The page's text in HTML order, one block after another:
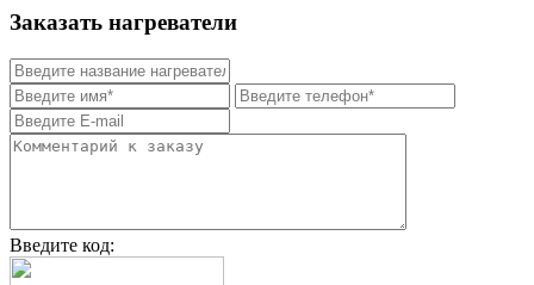
Заказать нагреватели
Введите код: